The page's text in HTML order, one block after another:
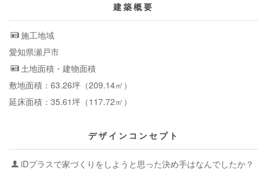
建築概要
施工地域
愛知県瀬戸市
土地面積・建物面積
敷地面積：63.26坪（209.14㎡）
延床面積：35.61坪（117.72㎡）
デザインコンセプト
iDプラスで家づくりをしようと思った決め手はなんでしたか？